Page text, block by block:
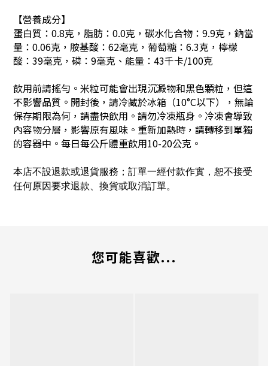
【營養成分】
蛋白質：0.8克，脂肪：0.0克，碳水化合物：9.9克，鈉當
量：0.06克，胺基酸：62毫克，葡萄糖：6.3克，檸檬
酸：39毫克，磷：9毫克、 能量： 43千卡/100克
飲用前請搖勻。 米粒可能會出現沉澱物和黑色顆粒，但這
不影響品質。開封後，請冷藏於冰箱（10°C以下），無論
保存期限為何，請盡快飲用。 請勿冷凍瓶身。冷凍會導致
內容物分層，影響原有風味。 重新加熱時，請轉移到單獨
的容器中。 每日每公斤體重飲用10-20公克。
本店不設退款或退貨服務；訂單一經付款作實，恕不接受
任何原因要求退款、換貨或取消訂單。
您可能喜歡...